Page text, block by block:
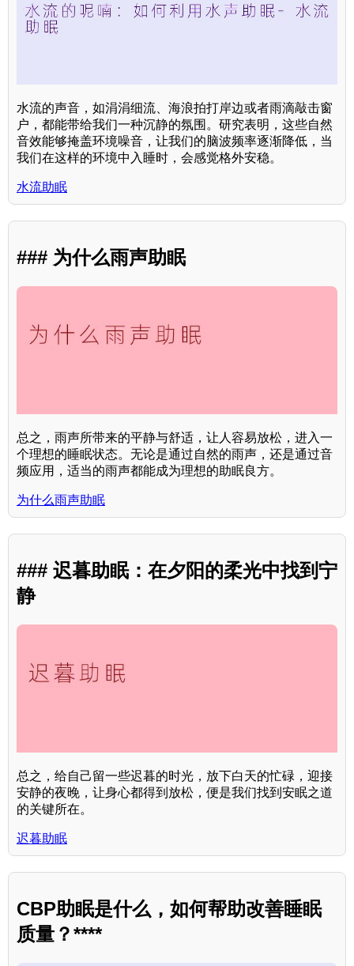
水流的声音，如涓涓细流、海浪拍打岸边或者雨滴敲击窗
户，都能带给我们一种沉静的氛围。研究表明，这些自然
音效能够掩盖环境噪音，让我们的脑波频率逐渐降低，当
我们在这样的环境中入睡时，会感觉格外安稳。
水流助眠
### 为什么雨声助眠
总之，雨声所带来的平静与舒适，让人容易放松，进入一
个理想的睡眠状态。无论是通过自然的雨声，还是通过音
频应用，适当的雨声都能成为理想的助眠良方。
为什么雨声助眠
### 迟暮助眠：在夕阳的柔光中找到宁
静
总之，给自己留一些迟暮的时光，放下白天的忙碌，迎接
安静的夜晚，让身心都得到放松，便是我们找到安眠之道
的关键所在。
迟暮助眠
CBP助眠是什么，如何帮助改善睡眠
质量？****